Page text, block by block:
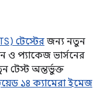
টেস্টেরজন্য নতুন
ও প্যাকেজ ভার্সনের
টেস্ট অন্তর্ভুক্ত
১৪ ক্যামেরা ইমেজ